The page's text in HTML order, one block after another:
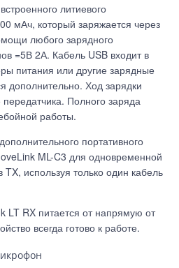
литиевого
мАч, который заряжается через
любого зарядного
=5В 2А. Кабель USB входит в
питания или другие зарядные
дополнительно. Ход зарядки
Полного заряда
работы.
портативного
ML-C3 для одновременной
TX, используя только один кабель
LT RX питается от напрямую от
всегда готово к работе.